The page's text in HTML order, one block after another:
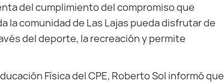
del cumplimiento del compromiso que
la comunidad de Las Lajas pueda disfrutar de
del deporte, la recreación y permite
Física del CPE, Roberto Sol informó que